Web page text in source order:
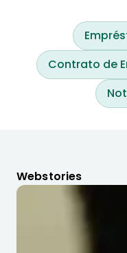
Contrato de
Webstories